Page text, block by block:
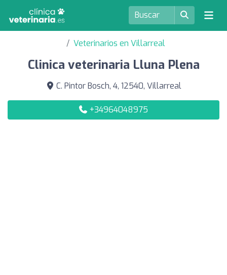
Veterinarios en Villarreal
Clinica veterinaria Lluna Plena
C. Pintor Bosch, 4, 12540, Villarreal
+34964048975